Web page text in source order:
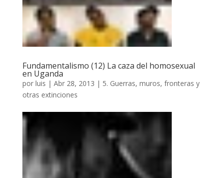
Fundamentalismo (12) La caza del homosexual
en Uganda
por luis | Abr 28, 2013 | 5. Guerras, muros, fronteras y
otras extinciones